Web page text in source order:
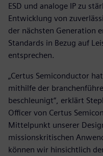
ESD und analoge IP zu
Entwicklung von
der nächsten Generation
Standards in Bezug auf
entsprechen.
„Certus Semiconductor
mithilfe der
beschleunigt“, erklärt
Officer von Certus
Mittelpunkt unserer
missionskritischen
können wir hinsichtlich